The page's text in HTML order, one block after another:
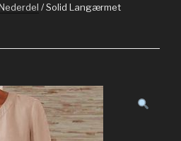
/ Solid Langærmet